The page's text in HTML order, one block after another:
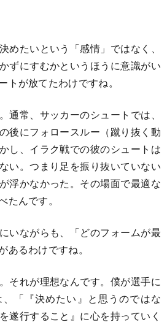
めたいという「感情」ではなく、
ずにすむかというほうに意識がい
トが放てたわけですね。
通常、サッカーのシュートでは、
後にフォロースルー（蹴り抜く動
し、イラク戦での彼のシュートは
い。つまり足を振り抜いていない
浮かなかった。その場面で最適な
たんです。
いながらも、「どのフォームが最
あるわけですね。
それが理想なんです。僕が選手に
「『決めたい』と思うのではな
遂行すること』に心を持っていく